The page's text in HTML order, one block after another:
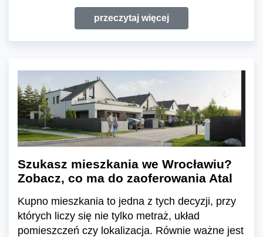
przeczytaj więcej
Szukasz mieszkania we Wrocławiu?
Zobacz, co ma do zaoferowania Atal
Kupno mieszkania to jedna z tych decyzji, przy
których liczy się nie tylko metraż, układ
pomieszczeń czy lokalizacja. Równie ważne jest